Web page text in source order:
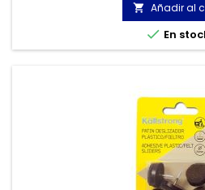
 Añadir al
 En